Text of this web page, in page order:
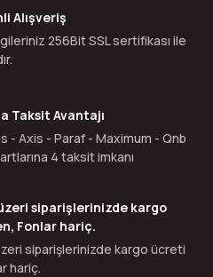
Alışveriş
256Bit SSL sertifikası ile
Taksit Avantajı
- Axis - Paraf - Maximum - Qnb
4 taksit imkanı
siparişlerinizde kargo
Fonlar hariç.
siparişlerinizde kargo ücreti
hariç.